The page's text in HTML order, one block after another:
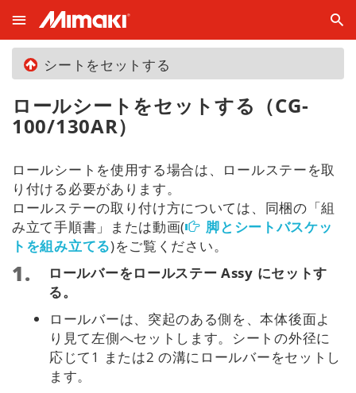
シートをセットする
ロールシートをセットする（CG-
100/130AR）
ロールシートを使用する場合は、ロールステーを取
り付ける必要があります。
ロールステーの取り付け方については、同梱の「組
み立て手順書」または動画(
脚とシートバスケッ
トを組み立てる)をご覧ください。
ロールバーをロールステー Assy にセットす
る。
ロールバーは、突起のある側を、本体後面よ
り見て左側へセットします。シートの外径に
応じて1 または2 の溝にロールバーをセットし
ます。